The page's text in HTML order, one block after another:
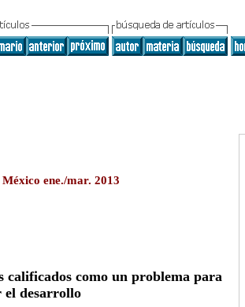
ene./mar. 2013
como un problema para
el desarrollo